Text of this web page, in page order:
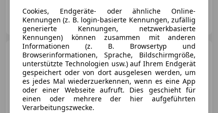
Privat
DE-80992 München, Landeshauptstadt
Mazda RX-8Revolution C
Cookies, Endgeräte- oder ähnliche Online-
Kennungen (z. B. login-basierte Kennungen, zufällig
generierte Kennungen, netzwerkbasierte
Kennungen) können zusammen mit anderen
Informationen (z. B. Browsertyp und
Browserinformationen, Sprache, Bildschirmgröße,
unterstützte Technologien usw.) auf Ihrem Endgerät
gespeichert oder von dort ausgelesen werden, um
es jedes Mal wiederzuerkennen, wenn es eine App
oder einer Webseite aufruft. Dies geschieht für
einen oder mehrere der hier aufgeführten
Verarbeitungszwecke.